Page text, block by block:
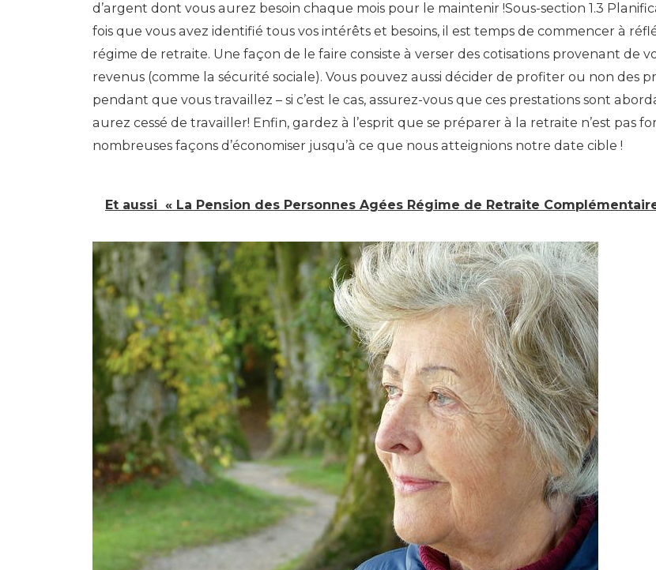
d’argent dont vous aurez besoin chaque mois pour le maintenir !Sous-section 1.3
fois que vous avez identifié tous vos intérêts et besoins, il est temps de commencer à
régime de retraite. Une façon de le faire consiste à verser des cotisations provenant de
revenus (comme la sécurité sociale). Vous pouvez aussi décider de profiter ou non des
pendant que vous travaillez – si c’est le cas, assurez-vous que ces prestations sont
aurez cessé de travailler! Enfin, gardez à l’esprit que se préparer à la retraite n’est pas
nombreuses façons d’économiser jusqu’à ce que nous atteignions notre date cible !
Et aussi « La Pension des Personnes Agées Régime de Retraite